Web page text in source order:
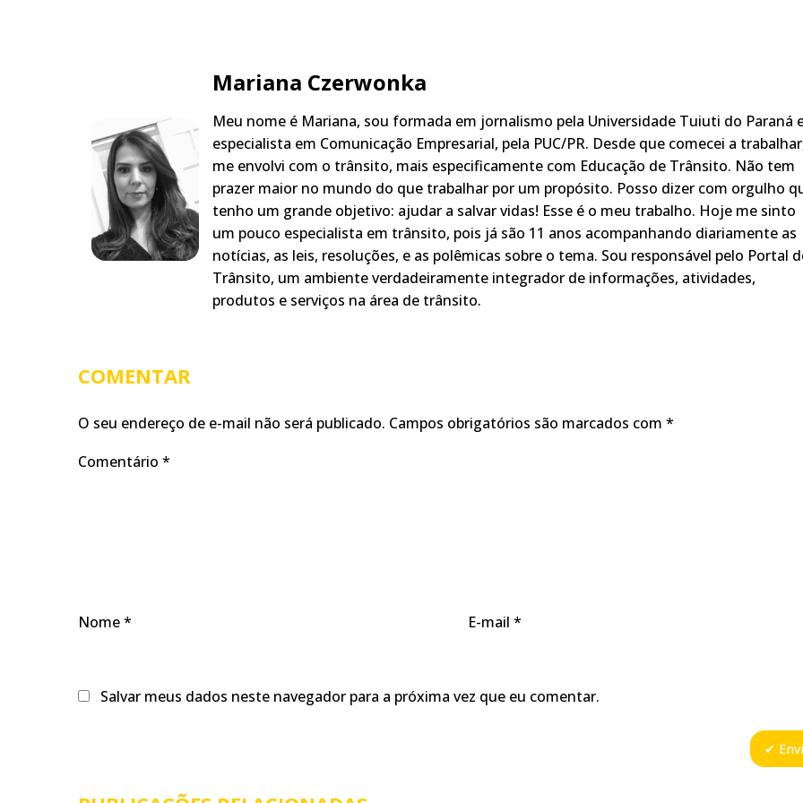
Mariana Czerwonka
Meu nome é Mariana, sou formada em jornalismo pela Universidade Tuiuti do Paraná
especialista em Comunicação Empresarial, pela PUC/PR. Desde que comecei a
me envolvi com o trânsito, mais especificamente com Educação de Trânsito. Não tem
prazer maior no mundo do que trabalhar por um propósito. Posso dizer com orgulho
tenho um grande objetivo: ajudar a salvar vidas! Esse é o meu trabalho. Hoje me sinto
um pouco especialista em trânsito, pois já são 11 anos acompanhando diariamente as
notícias, as leis, resoluções, e as polêmicas sobre o tema. Sou responsável pelo Portal
Trânsito, um ambiente verdadeiramente integrador de informações, atividades,
produtos e serviços na área de trânsito.
COMENTAR
O seu endereço de e-mail não será publicado. Campos obrigatórios são marcados com *
Comentário *
Nome* E-mail *
Salvar meus dados neste navegador para a próxima vez que eu comentar.